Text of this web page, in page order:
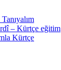
– Kürtçe eğitim
Kürtçe